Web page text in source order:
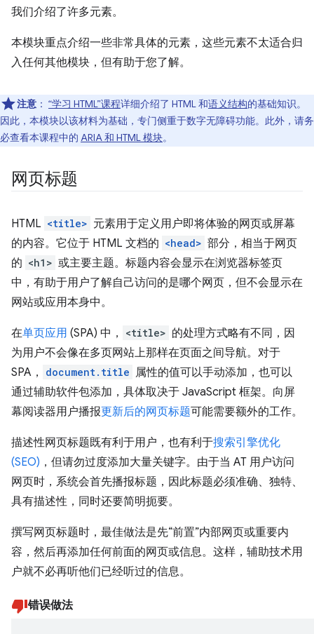
我们介绍了许多元素。
本模块重点介绍一些非常具体的元素，这些元素不太适合归
入任何其他模块，但有助于您了解。
注意 ： “学习 HTML”课程详细介绍了 HTML 和语义结构的基础知识。
因此，本模块以该材料为基础，专门侧重于数字无障碍功能。此外，请务
必查看本课程中的 ARIA 和 HTML 模块。
网页标题
HTML <title> 元素用于定义用户即将体验的网页或屏幕
的内容。它位于 HTML 文档的 <head> 部分，相当于网页
的 <h1> 或主要主题。标题内容会显示在浏览器标签页
中，有助于用户了解自己访问的是哪个网页，但不会显示在
网站或应用本身中。
在单页应用 (SPA) 中， <title> 的处理方式略有不同，因
为用户不会像在多页网站上那样在页面之间导航。对于
SPA，
document.title 属性的值可以手动添加，也可以
通过辅助软件包添加，具体取决于 JavaScript 框架。向屏
幕阅读器用户播报更新后的网页标题可能需要额外的工作。
描述性网页标题既有利于用户，也有利于搜索引擎优化
(SEO) ，但请勿过度添加大量关键字。由于当 AT 用户访问
网页时，系统会首先播报标题，因此标题必须准确、独特、
具有描述性，同时还要简明扼要。
撰写网页标题时，最佳做法是先“前置”内部网页或重要内
容，然后再添加任何前面的网页或信息。这样，辅助技术用
户就不必再听他们已经听过的信息。
错误做法